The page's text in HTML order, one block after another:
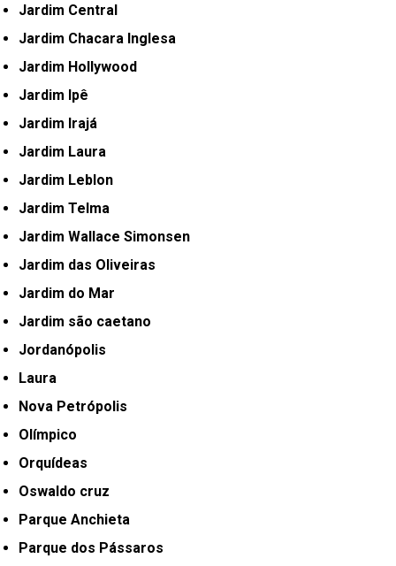
Jardim Central
Jardim Chacara Inglesa
Jardim Hollywood
Jardim Ipê
Jardim Irajá
Jardim Laura
Jardim Leblon
Jardim Telma
Jardim Wallace Simonsen
Jardim das Oliveiras
Jardim do Mar
Jardim são caetano
Jordanópolis
Laura
Nova Petrópolis
Olímpico
Orquídeas
Oswaldo cruz
Parque Anchieta
Parque dos Pássaros